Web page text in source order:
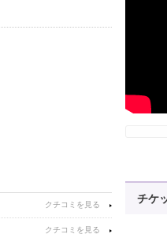
チケ